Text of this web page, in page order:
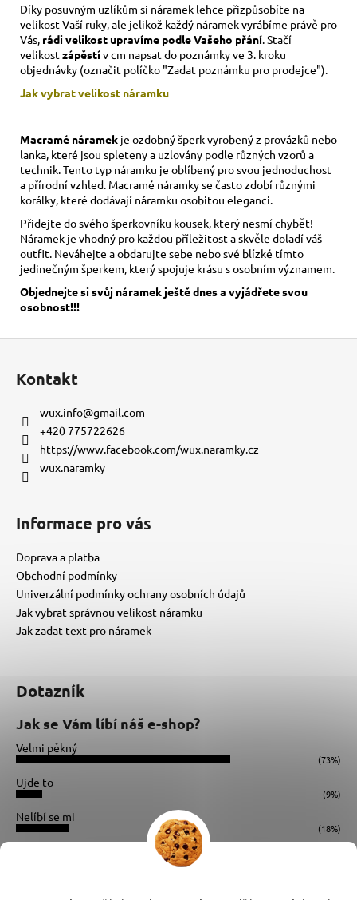
Díky posuvným uzlíkům si náramek lehce přizpůsobíte na
velikost Vaší ruky, ale jelikož každý náramek vyrábíme právě pro
Vás, rádi velikost upravíme podle Vašeho přání . Stačí
velikostzápěstív cm napsat do poznámky ve 3. kroku
objednávky (označit políčko "Zadat poznámku pro prodejce").
Jak vybrat velikost náramku
Macramé náramek je ozdobný šperk vyrobený z provázků nebo
lanka, které jsou spleteny a uzlovány podle různých vzorů a
technik. Tento typ náramku je oblíbený pro svou jednoduchost
a přírodní vzhled. Macramé náramky se často zdobí různými
korálky, které dodávají náramku osobitou eleganci.
Přidejte do svého šperkovníku kousek, který nesmí chybět!
Náramek je vhodný pro každou příležitost a skvěle doladí váš
outfit. Neváhejte a obdarujte sebe nebo své blízké tímto
jedinečným šperkem, který spojuje krásu s osobním významem.
Objednejte si svůj náramek ještě dnes a vyjádřete svou
osobnost!!!
Kontakt
wux.info@gmail.com
+420 775722626
https://www.facebook.com/wux.naramky.cz
wux.naramky
Informace pro vás
Doprava a platba
Obchodní podmínky
Univerzální podmínky ochrany osobních údajů
Jak vybrat správnou velikost náramku
Jak zadat text pro náramek
Dotazník
Jak se Vám líbí náš e-shop?
Velmi pěkný
(73%)
Ujde to
(9%)
Nelíbí se mi
(18%)